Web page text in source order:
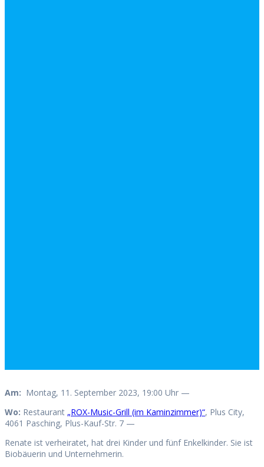
Am: Montag, 11. September 2023, 19:00 Uhr —
Wo: Restaurant „ROX-Music-Grill (im Kaminzimmer)“, Plus City,
4061 Pasching, Plus-Kauf-Str. 7 —
Renate ist verheiratet, hat drei Kinder und fünf Enkelkinder. Sie ist
Biobäuerin und Unternehmerin.